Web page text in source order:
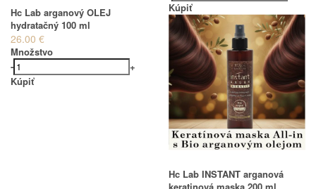
Hc Lab arganový OLEJ
hydratačný 100 ml
26.00 €
Množstvo
-
+
Kúpiť
Kúpiť
Hc Lab INSTANT arganová